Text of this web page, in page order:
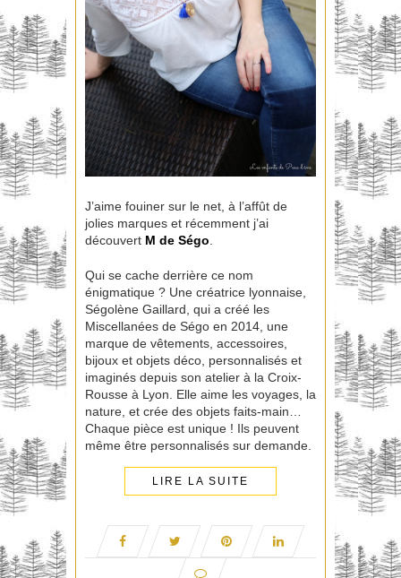
J’aime fouiner sur le net, à l’affût de
jolies marques et récemment j’ai
découvert M de Ségo.
Qui se cache derrière ce nom
énigmatique ? Une créatrice lyonnaise,
Ségolène Gaillard, qui a créé les
Miscellanées de Ségo en 2014, une
marque de vêtements, accessoires,
bijoux et objets déco, personnalisés et
imaginés depuis son atelier à la Croix-
Rousse à Lyon. Elle aime les voyages, la
nature, et crée des objets faits-main…
Chaque pièce est unique ! Ils peuvent
même être personnalisés sur demande.
LIRE LA SUITE